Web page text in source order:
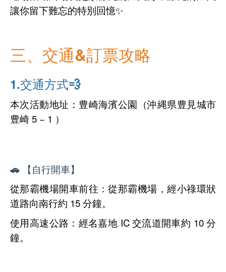
讓你留下難忘的特別回憶✨
三、交通&訂票攻略
1.交通方式💨
本次活動地址：豊崎海濱公園（沖縄県豊見城市
豊崎 5 − 1 ）
🚗 【自行開車】
從那霸機場開車前往：從那霸機場，經小祿環狀
道路向南行約 15 分鐘。
使用高速公路：經名嘉地 IC 交流道開車約 10 分
鐘。